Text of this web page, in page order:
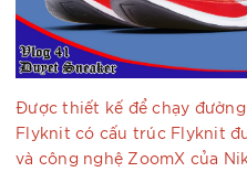
Được thiết kế để chạy
Flyknit có cấu trúc Flyknit
và công nghệ ZoomX của